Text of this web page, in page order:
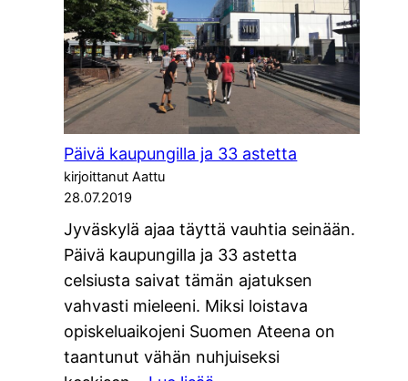
jazzia
Grainaussa
Päivä kaupungilla ja 33 astetta
kirjoittanut Aattu
28.07.2019
Jyväskylä ajaa täyttä vauhtia seinään.
Päivä kaupungilla ja 33 astetta
celsiusta saivat tämän ajatuksen
vahvasti mieleeni. Miksi loistava
opiskeluaikojeni Suomen Ateena on
taantunut vähän nuhjuiseksi